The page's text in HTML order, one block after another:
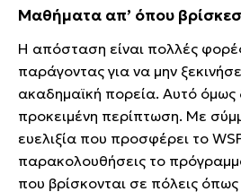
Μαθήματα απ’ όπου
Η απόσταση είναι πολλές
παράγοντας για να μην
ακαδημαϊκή πορεία. Αυτό όμως
προκειμένη περίπτωση. Με
ευελιξία που προσφέρει το
παρακολουθήσεις το
που βρίσκονται σε πόλεις